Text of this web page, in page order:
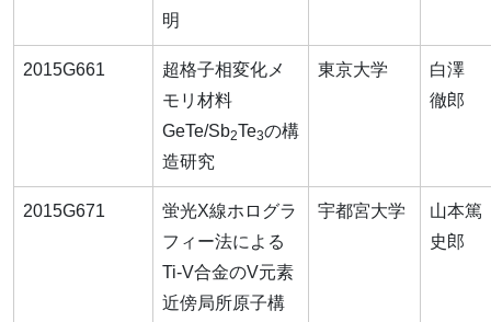
明
2015G661
超格子相変化メ
モリ材料
GeTe/Sb2Te3の構
造研究
東京大学
白澤
徹郎
2015G671
蛍光X線ホログラ
フィー法による
Ti-V合金のV元素
近傍局所原子構
宇都宮大学
山本篤
史郎